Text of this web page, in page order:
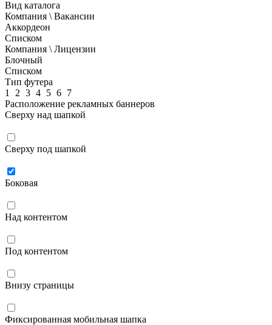
Вид каталога
Компания \ Вакансии
Аккордеон
Списком
Компания \ Лицензии
Блочный
Списком
Тип футера
1
2 3 4 5 6 7
Расположение рекламных баннеров
Сверху над шапкой
Сверху под шапкой
Боковая
Над контентом
Под контентом
Внизу страницы
Фиксированная мобильная шапка